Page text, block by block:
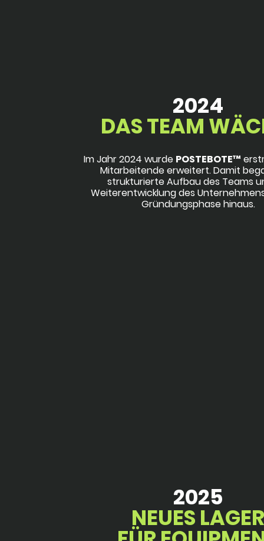
2024
DAS TEAM
Im Jahr 2024 wurde POSTEBOTE™
Mitarbeitende erweitert. Damit
strukturierte Aufbau des Teams
Weiterentwicklung des
Gründungsphase hinaus.
2025
NEUES LAGER